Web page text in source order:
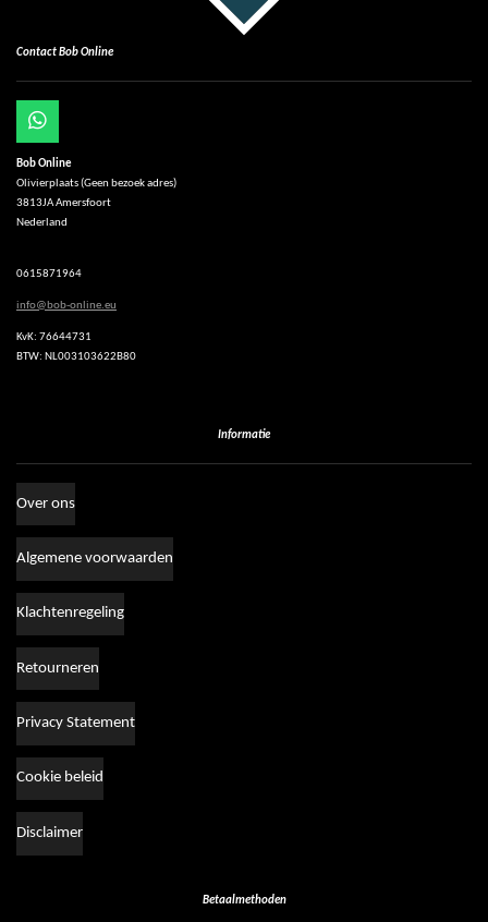
Contact Bob Online
W
h
a
t
s
A
p
Bob Online
Olivierplaats (Geen bezoek adres)
3813JA Amersfoort
Nederland
0615871964
info@bob-online.eu
KvK: 76644731
BTW: NL003103622B80
Informatie
Over ons
Algemene voorwaarden
Klachtenregeling
Retourneren
Privacy Statement
Cookie beleid
Disclaimer
Betaalmethoden